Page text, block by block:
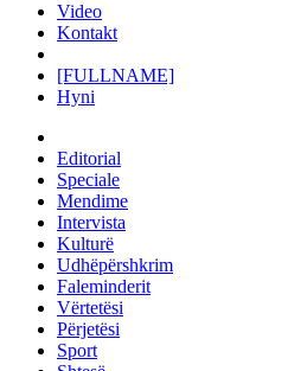
Video
Kontakt
[FULLNAME]
Hyni
Editorial
Speciale
Mendime
Intervista
Kulturë
Udhëpërshkrim
Faleminderit
Vërtetësi
Përjetësi
Sport